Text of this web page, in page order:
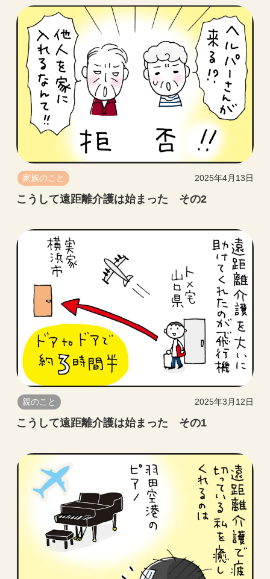
家族のこと 2025年4月13日
こうして遠距離介護は始まった その2
親のこと 2025年3月12日
こうして遠距離介護は始まった その1